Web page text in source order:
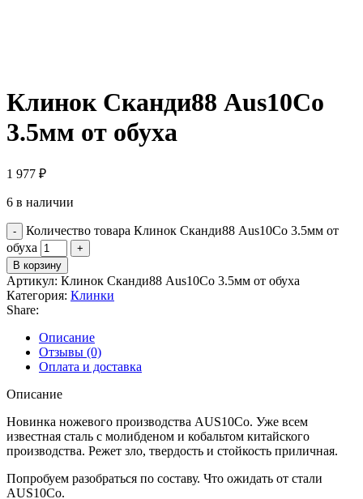
Клинок Сканди88 Aus10Co
3.5мм от обуха
1 977 ₽
6 в наличии
Количество товара Клинок Сканди88 Aus10Co 3.5мм от
обуха
В корзину
Артикул: Клинок Сканди88 Aus10Co 3.5мм от обуха
Категория: Клинки
Share:
Описание
Отзывы (0)
Оплата и доставка
Описание
Новинка ножевого производства AUS10Co. Уже всем
известная сталь с молибденом и кобальтом китайского
производства. Режет зло, твердость и стойкость приличная.
Попробуем разобраться по составу. Что ожидать от стали
AUS10Co.